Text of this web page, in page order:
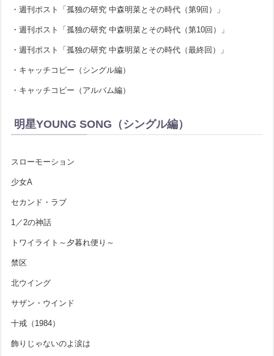
・週刊ポスト「孤独の研究 中森明菜とその時代（第9回）」
・週刊ポスト「孤独の研究 中森明菜とその時代（第10回）」
・週刊ポスト「孤独の研究 中森明菜とその時代（最終回）」
・キャッチコピー（シングル編）
・キャッチコピー（アルバム編）
明星YOUNG SONG（シングル編）
スローモーション
少女A
セカンド・ラブ
1／2の神話
トワイライト～夕暮れ便り～
禁区
北ウイング
サザン・ウインド
十戒（1984）
飾りじゃないのよ涙は